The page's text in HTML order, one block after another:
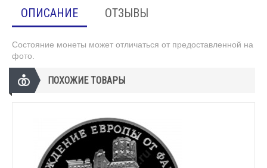
ОПИСАНИЕ ОТЗЫВЫ
Состояние монеты может отличаться от предоставленной на
фото.
ПОХОЖИЕ ТОВАРЫ